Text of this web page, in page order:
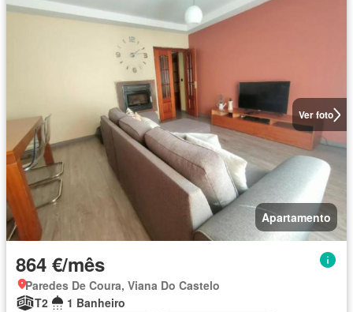
Ver foto
Apartamento
864 €/mês
Paredes De Coura, Viana Do Castelo
T2
1 Banheiro